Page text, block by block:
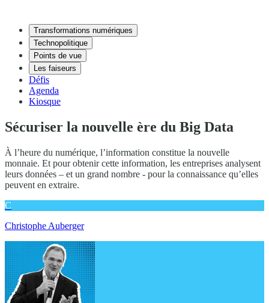
Transformations numériques
Technopolitique
Points de vue
Les faiseurs
Défis
Agenda
Kiosque
Sécuriser la nouvelle ère du Big Data
À l’heure du numérique, l’information constitue la nouvelle
monnaie. Et pour obtenir cette information, les entreprises analysent
leurs données – et un grand nombre - pour la connaissance qu’elles
peuvent en extraire.
C
Christophe Auberger